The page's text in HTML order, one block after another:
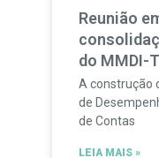
Reunião
do MMDI-
A construção
de
de Contas
LEIA MAIS »